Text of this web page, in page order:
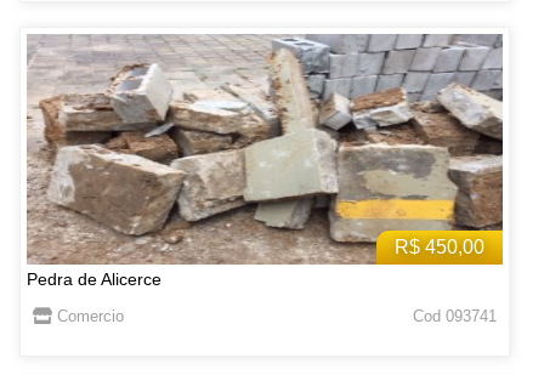
R$ 450,00
Pedra de Alicerce
Comercio Cod 093741